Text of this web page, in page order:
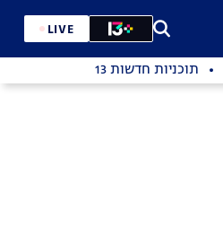
LIVE
תוכניות חדשות 13